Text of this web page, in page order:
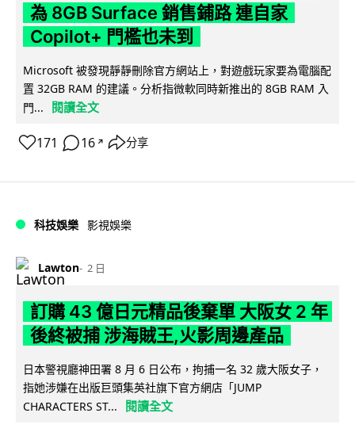
為 8GB Surface 銷售鋪路 連自家
Copilot+ 門檻也未到
Microsoft 被發現靜靜刪除官方網站上，對遊戲玩家要為電腦配
置 32GB RAM 的建議。分析指微軟同時新推出的 8GB RAM 入
門...
閱讀全文
171 16 ↗ 分享
科技娛樂 影視娛樂
Lawton 2 日
訂購 43 億日元精品後棄單 大阪女 2 年
後終被捕 涉海賊王,火影周邊產品
日本警視廳神田署 8 月 6 日公布，拘捕一名 32 歲大阪女子，
指她涉嫌在出版巨頭集英社旗下官方網店「JUMP
CHARACTERS ST...
閱讀全文